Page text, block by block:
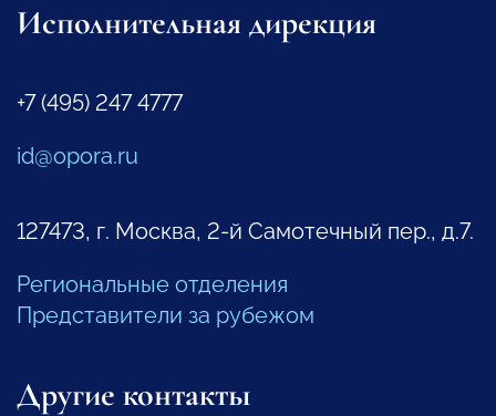
Исполнительная дирекция
+7 (495) 247 4777
id@opora.ru
127473, г. Москва, 2-й Самотечный пер., д.7.
Региональные отделения
Представители за рубежом
Другие контакты